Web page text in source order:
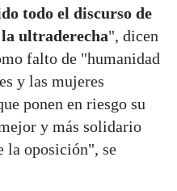
todo el discurso de
ultraderecha", dicen
falto de "humanidad
y las mujeres
ponen en riesgo su
y más solidario
la oposición", se